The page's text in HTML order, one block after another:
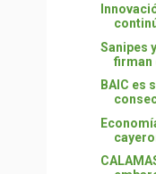
Sanipes
firman
BAIC es